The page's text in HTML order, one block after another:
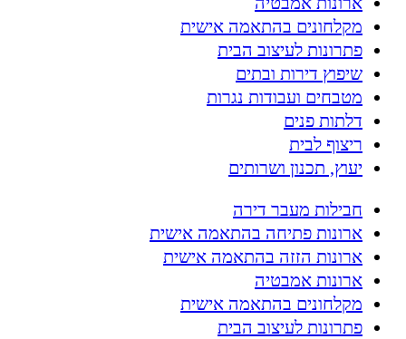
מקלחונים בהתאמה אישית
פתרונות לעיצוב הבית
שיפוץ דירות ובתים
מטבחים ועבודות נגרות
דלתות פנים
ריצוף לבית
יעוץ, תכנון ושרותים
חבילות מעבר דירה
ארונות פתיחה בהתאמה אישית
ארונות הזזה בהתאמה אישית
ארונות אמבטיה
מקלחונים בהתאמה אישית
פתרונות לעיצוב הבית